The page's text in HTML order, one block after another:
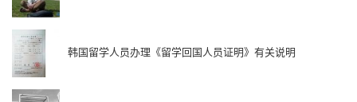
韩国留学人员办理《留学回国人员证明》有关说明